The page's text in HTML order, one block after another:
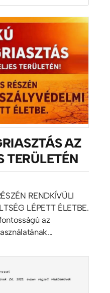
AZ
TERÜLETÉN
RENDKÍVÜLI
LÉPETT ÉLETBE.
az